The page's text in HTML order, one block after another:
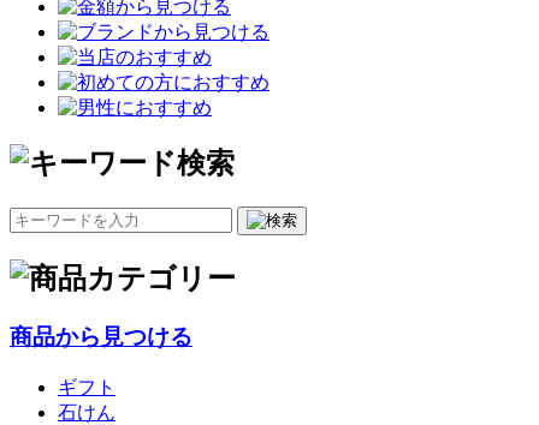
商品から見つける
ギフト
石けん